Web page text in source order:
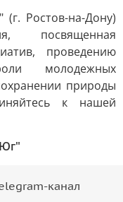
Ростов-на-Дону)
посвященная
проведению
молодежных
природы
к нашей
канал